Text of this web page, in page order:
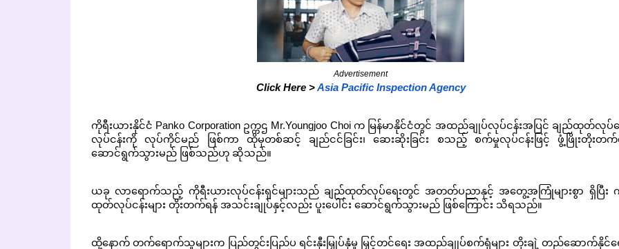
Advertisement
Click Here >Asia Pacific Inspection Agency
ကိုရီးယားနိုင်ငံ Panko Corporation ဥက္ကဌ Mr.Youngjoo Choi က မြန်မာနိုင်ငံတွင် အထည်ချုပ်လုပ်ငန်းအပြင် ချည်ထုတ်လုပ်ရ
လုပ်ငန်းကို လုပ်ကိုင်မည် ဖြစ်ကာ ထိုမှတစ်ဆင့် ချည်ငင်ခြင်း၊ ဆေးဆိုးခြင်း စသည့် စက်မှုလုပ်ငန်းဖြင့် ဖွံ့ဖြိုးတိုးတက်
ဆောင်ရွက်သွားမည် ဖြစ်သည်ဟု ဆိုသည်။
ယခု လာရောက်သည့် ကိုရီးယားလုပ်ငန်းရှင်များသည် ချည်ထုတ်လုပ်ရေးတွင် အတတ်ပညာနှင့် အတွေ့အကြုံများစွာ ရှိပြီး
ထုတ်လုပ်ငန်းများ တိုးတက်ရန် အသင်းချုပ်နှင့်လည်း ပူးပေါင်း ဆောင်ရွက်သွားမည် ဖြစ်ကြောင်း သိရသည်။
ထို့နောက် တက်ရောက်သူများက ပြည်တွင်းပြည်ပ ရင်းနှီးမြှုပ်နှံမှု မြှင့်တင်ရေး အထည်ချုပ်စက်ရုံများ တိုးချဲ့ တည်ဆောက်နိုင်ရေ